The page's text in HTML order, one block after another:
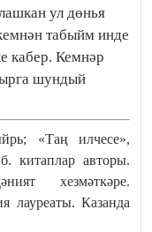
ул дөнья
табыйм инде
кабер. Кемнәр
шундый
«Таң илчесе»,
китаплар авторы.
хезмәткәре.
лауреаты. Казанда